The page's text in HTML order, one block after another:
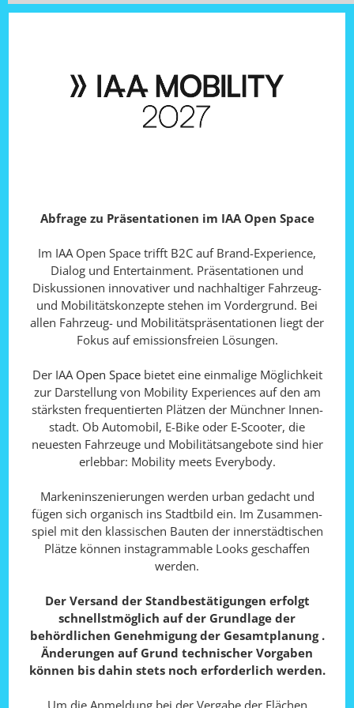
Abfrage zu Präsentationen im IAA Open Space
Im IAA Open Space trifft B2C auf Brand-Experience,
Dialog und Entertainment. Präsentationen und
Diskussionen innovativer und nachhaltiger Fahrzeug-
und Mobilitäts­konzepte stehen im Vordergrund. Bei
allen Fahrzeug- und Mobilitäts­präsentationen liegt der
Fokus auf emissionsfreien Lösungen.
Der IAA Open Spacebietet eine einmalige Möglichkeit
zur Darstellung von Mobility Experiences auf den am
stärksten frequentierten Plätzen der Münchner Innen­
stadt. Ob Automobil, E-Bike oder E-Scooter, die
neuesten Fahrzeuge und Mobilitäts­angebote sind hier
erlebbar: Mobility meets Everybody.
Markeninszenierungen werden urban gedacht und
fügen sich organisch ins Stadt­bild ein. Im Zusammen­
spiel mit den klassischen Bauten der inner­städtischen
Plätze können instagrammable Looks geschaffen
werden.
Der Versand der Standbestätigungen erfolgt
schnellstmöglich auf der Grundlage der
behördlichen Genehmigung der Gesamtplanung .
Änderungen auf Grund technischer Vorgaben
können bis dahin stets noch erforderlich werden.
Um die Anmeldung bei der Vergabe der Flächen